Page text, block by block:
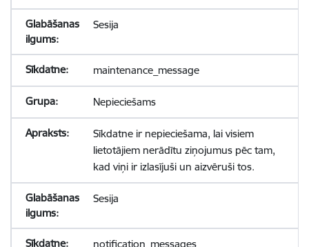
Sesija
maintenance_message
Nepieciešams
Sīkdatne ir nepieciešama, lai visiem
lietotājiem nerādītu ziņojumus pēc tam,
kad viņi ir izlasījuši un aizvēruši tos.
Sesija
notification_messages